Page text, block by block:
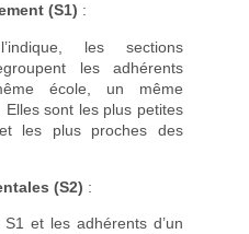
(S1) :
les sections
les adhérents
école, un même
sont les plus petites
les plus proches des
(S2) :
et les adhérents d’un